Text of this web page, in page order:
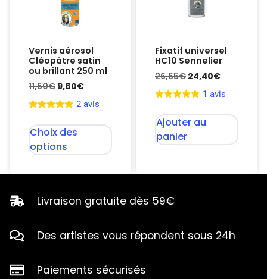
Vernis aérosol
Cléopâtre satin
ou brillant 250 ml
11,50€ 9,80€
2 avis
Choix des
options
Fixatif universel
HC10 Sennelier
26,65€ 24,40€
1 avis
Ajouter au
panier
Livraison gratuite dès 59€
Des artistes vous répondent sous 24h
Paiements sécurisés